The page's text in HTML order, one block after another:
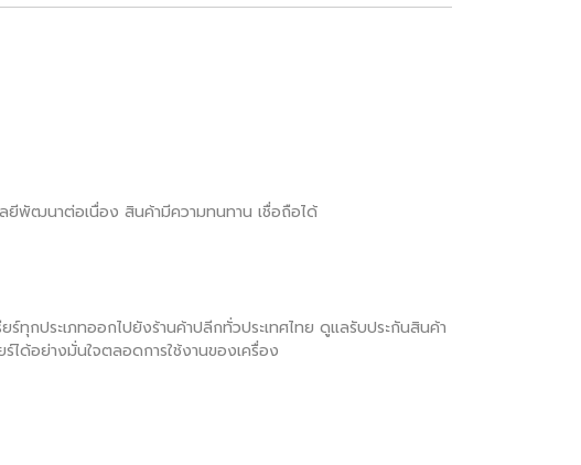
ลยีพัฒนาต่อเนื่อง สินค้ามีความทนทาน เชื่อถือได้
ร์ทุกประเภทออกไปยังร้านค้าปลีกทั่วประเทศไทย ดูแลรับประกันสินค้า
ได้อย่างมั่นใจตลอดการใช้งานของเครื่อง